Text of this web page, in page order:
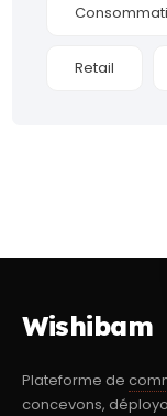
Retail
Wishibam
Plateforme de
concevons,